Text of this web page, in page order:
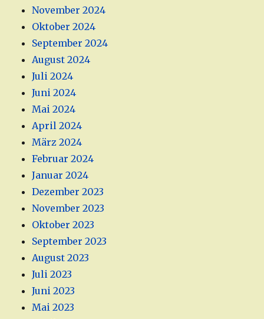
November 2024
Oktober 2024
September 2024
August 2024
Juli 2024
Juni 2024
Mai 2024
April 2024
März 2024
Februar 2024
Januar 2024
Dezember 2023
November 2023
Oktober 2023
September 2023
August 2023
Juli 2023
Juni 2023
Mai 2023